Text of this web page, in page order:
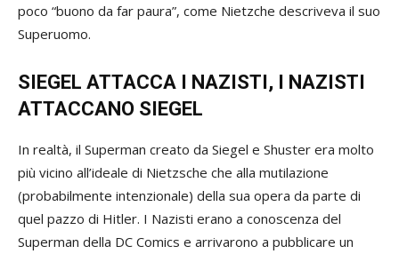
poco “buono da far paura”, come Nietzche descriveva il suo
Superuomo.
SIEGEL ATTACCA I NAZISTI, I NAZISTI
ATTACCANO SIEGEL
In realtà, il Superman creato da Siegel e Shuster era molto
più vicino all’ideale di Nietzsche che alla mutilazione
(probabilmente intenzionale) della sua opera da parte di
quel pazzo di Hitler. I Nazisti erano a conoscenza del
Superman della DC Comics e arrivarono a pubblicare un